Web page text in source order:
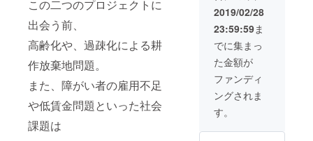
この二つのプロジェクトに
出会う前、
高齢化や、過疎化による耕
作放棄地問題。
また、障がい者の雇用不足
や低賃金問題といった社会
課題は
取れた
お米を
使った
おにぎ
りを軽
食とし
てご提
供致し
ます。
イメン
うでし
たら、
種の植
え付け
や収穫
等、定
期的に
一緒に
育てて
う！ 遠
2019/02/28
23:59:59ま
でに集まっ
た金額が
ファンディ
ングされま
す。